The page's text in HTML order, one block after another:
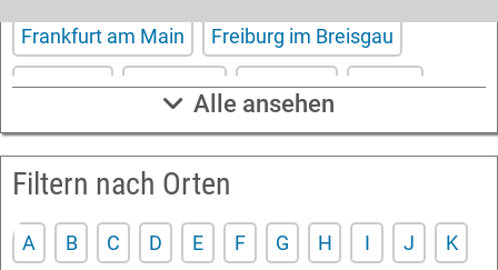
Frankfurt am Main Freiburg im Breisgau
Hamburg Hannover Karlsruhe Kassel
Köln Leipzig Mannheim München
Nürnberg Saarbrücken
Würzburg
Alle ansehen
Filtern nach Orten
A B C D E F G H I J K